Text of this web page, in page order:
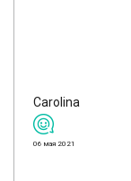
Carolina
06 мая 2021